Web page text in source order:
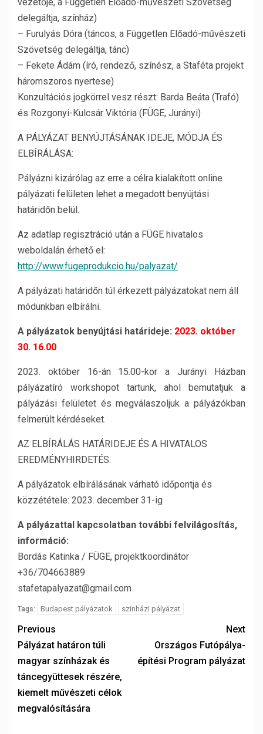
delegáltja, színház)
– Furulyás Dóra (táncos, a Független Előadó-művészeti
Szövetség delegáltja, tánc)
– Fekete Ádám (író, rendező, színész, a Staféta projekt
háromszoros nyertese)
Konzultációs jogkörrel vesz részt: Barda Beáta (Trafó)
és Rozgonyi-Kulcsár Viktória (FÜGE, Jurányi)
A PÁLYÁZAT BENYÚJTÁSÁNAK IDEJE, MÓDJA ÉS
ELBÍRÁLÁSA:
Pályázni kizárólag az erre a célra kialakított online
pályázati felületen lehet a megadott benyújtási
határidőn belül.
Az adatlap regisztráció után a FÜGE hivatalos
weboldalán érhető el:
http://www.fugeprodukcio.hu/palyazat/
A pályázati határidőn túl érkezett pályázatokat nem áll
módunkban elbírálni.
A pályázatok benyújtási határideje: 2023. október
30. 16.00
2023. október 16-án 15.00-kor a Jurányi Házban
pályázatíró workshopot tartunk, ahol bemutatjuk a
pályázási felületet és megválaszoljuk a pályázókban
felmerült kérdéseket.
AZ ELBÍRÁLÁS HATÁRIDEJE ÉS A HIVATALOS
EREDMÉNYHIRDETÉS:
A pályázatok elbírálásának várható időpontja és
közzététele: 2023. december 31-ig
A pályázattal kapcsolatban további felvilágosítás,
információ:
Bordás Katinka / FÜGE, projektkoordinátor
+36/704663889
stafetapalyazat@gmail.com
Tags: Budapest pályázatok színházi pályázat
Previous
Pályázat határon túli
magyar színházak és
táncegyüttesek részére,
kiemelt művészeti célok
megvalósítására
Next
Országos Futópálya-
építési Program pályázat